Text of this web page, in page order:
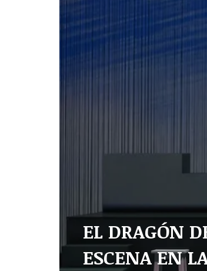
EL DRAGÓN
ESCENA EN